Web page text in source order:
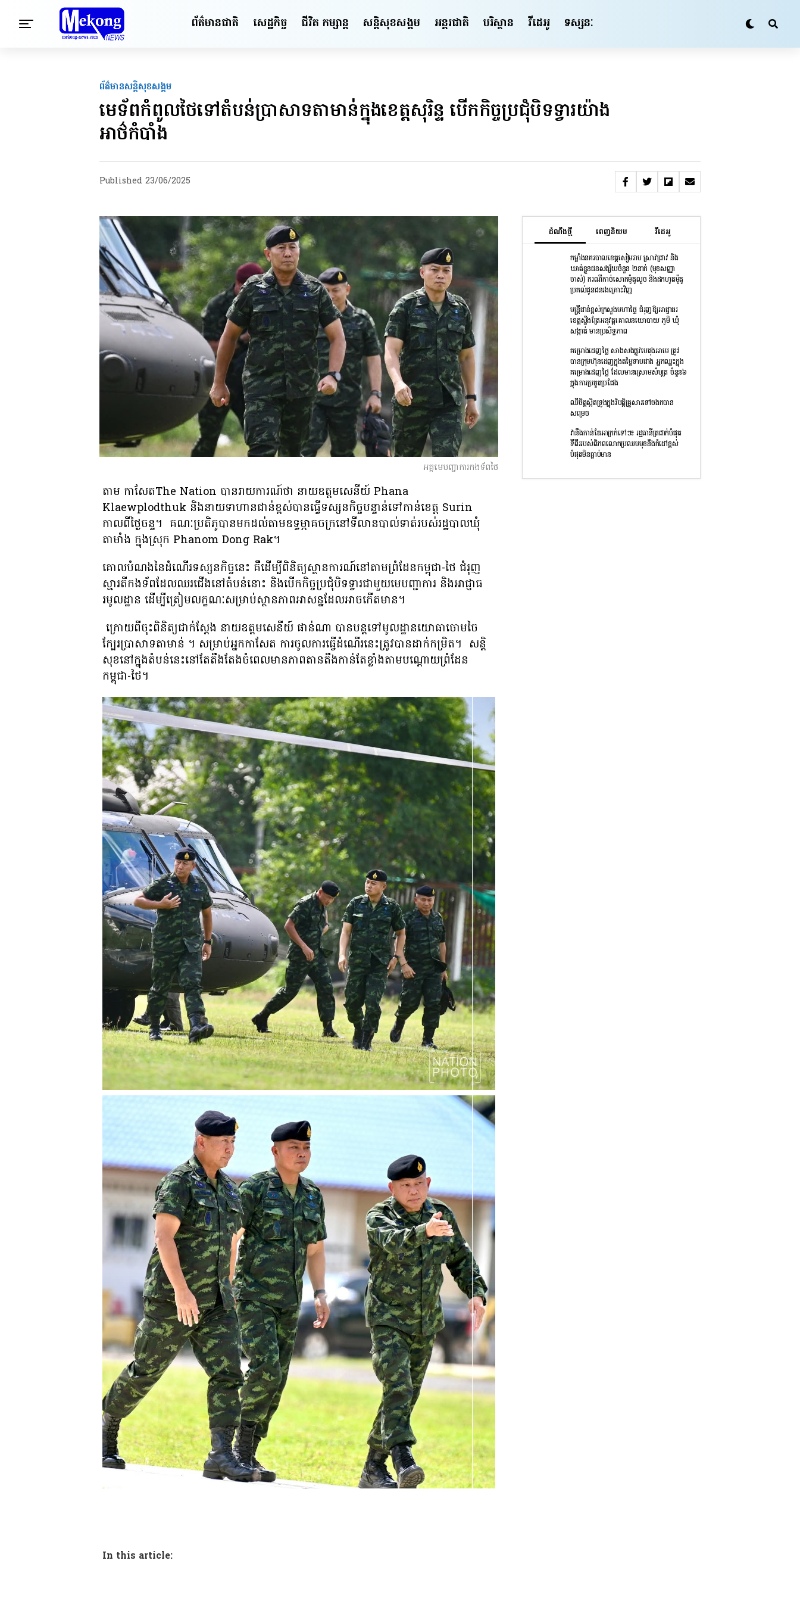
ព័ត៌មានជាតិ សេដ្ឋកិច្ច ជីវិត កម្សាន្ត សន្តិសុខ​សង្គម អន្តរជាតិ បរិស្ថាន វីដេអូ ទស្សនៈ
ព័ត៌មានសន្តិសុខ​សង្គម
មេទ័ពកំពូលថៃទៅតំបន់ប្រាសាទតាមាន់ក្នុងខេត្តសុរិន្ទ បើកកិច្ចប្រជុំបិទទ្វារយ៉ាង
អាថ៌កំបាំង
Published 23/06/2025
អគ្គមេបញ្ជាការកងទ័ពថៃ
តាម កាសែតThe Nation បានរាយការណ៍ថា នាយឧត្តមសេនីយ៍ Phana
Klaewplodthuk និងនាយទាហានជាន់ខ្ពស់បានធ្វើទស្សនកិច្ចបន្ទាន់ទៅកាន់ខេត្ត Surin
កាលពីថ្ងៃចន្ទ។ គណៈប្រតិភូបានមកដល់តាមឧទ្ធម្ភាគចក្រនៅទីលានបាល់ទាត់របស់រដ្ឋបាលឃុំ
តាមាំង ក្នុងស្រុក Phanom Dong Rak។
គោលបំណងនៃដំណើរទស្សនកិច្ចនេះ គឺដើម្បីពិនិត្យស្ថានការណ៍នៅតាមព្រំដែនកម្ពុជា-ថៃ ជំរុញ
ស្មារតីកងទ័ពដែលឈរជើងនៅតំបន់នោះ និងបើកកិច្ចប្រជុំបិទទ្វារជាមួយមេបញ្ជាការ និងអាជ្ញាធ
រមូលដ្ឋាន ដើម្បីត្រៀមលក្ខណៈសម្រាប់ស្ថានភាពអាសន្នដែលអាចកើតមាន។
ក្រោយ​ពី​ចុះ​ពិនិត្យ​ជាក់ស្តែង នាយ​ឧ​ត្ត​ម​សេនីយ៍ ផាន់ណា បាន​បន្ត​ទៅ​មូលដ្ឋាន​យោធា​ចោម​ចៃ
ក្បែរ​ប្រាសាទ​តាមាន់ ។ សម្រាប់អ្នកកាសែត ការចូលការធ្វើដំណើរនេះត្រូវបានដាក់កម្រិត។ សន្តិ
សុខ​នៅ​ក្នុង​តំបន់​នេះ​នៅ​តែ​តឹងតែង​ចំ​ពេល​មាន​ភាព​តានតឹង​កាន់​តែ​ខ្លាំង​តាម​បណ្តោយ​ព្រំដែន​
កម្ពុជា-ថៃ។
In this article:
ដំណឹងថ្មី ពេញនិយម វីដេអូ
កម្លាំងនគរបាលខេត្តសៀមរាប ស្រាវជ្រាវ និង
ឃាត់ខ្លួនជនសង្ស័យចំនួន ២នាក់ (មុខសញ្ញា
ចាស់) ករណីកាច់សោកម៉ូតូលួច និងដកហូតម៉ូតូ
ប្រគល់ជូនជនរងគ្រោះវិញ
មន្រ្តីជាន់ខ្ពស់ក្រសួងមហាផ្ទៃ ជំរុញឱ្យអាជ្ញាធរ
ខេត្តស្ទឹងត្រែអនុវត្តគោលនយោបាយ ភូមិ ឃុំ
សង្កាត់ មានប្រសិទ្ធភាព
គម្រោងដេញថ្លៃ សាងសងផ្លូវបេតុងអាមេ ត្រូវ
បានក្រុមហ៊ុនដេញក្នុងតម្លៃទាបជាង អ្នកឈ្នះក្នុង
គម្រោងដេញថ្លៃ ដែលមានស្រោមសំបុត្រ ចំនួន៦
ក្នុងការប្រគួតប្រជែង
ឈឺចិត្តស្អិតទ្រូងក្នុងវិបត្តិគ្រួសារទៅចងកបាន
សម្រេច
វានឹងកាន់តែអាក្រក់ទៅៗ៖ រដ្ឋធានីត្រជាក់បំផុត
ទីពីររបស់ពិភពលោកប្រឈមមុខនឹងកំដៅខ្ពស់
បំផុតមិនធ្លាប់មាន